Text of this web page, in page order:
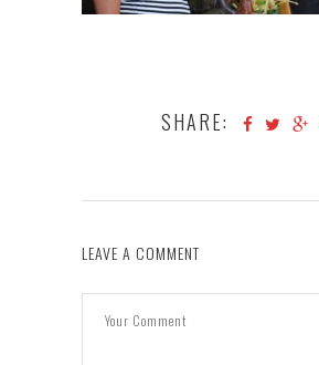
SHARE:
LEAVE A COMMENT